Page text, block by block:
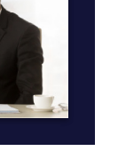
quát ở ba cấp
thể bắt đầu học
tôi có thể xếp
và sau đó bạn có